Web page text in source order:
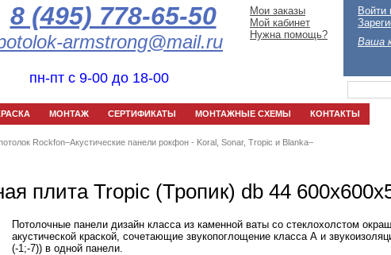
8 (495) 778-65-50
armstrong@mail.ru
пн-пт с 9-00 до 18-00
МОНТАЖ СЕРТИФИКАТЫ МОНТАЖНЫЕ СХЕМЫ КОНТАКТЫ
Мои заказы
Мой кабинет
Нужна помощь?
Войти
Ваша
Rockfon–Акустические панели рокфон - Koral, Sonar, Tropic и Blanka–
плита Tropic (Тропик) db 44
Потолочные панели дизайн класса из каменной ваты со стеклохолстом
акустической краской, сочетающие звукопоглощение класса А и
(-1;-7)) в одной панели.